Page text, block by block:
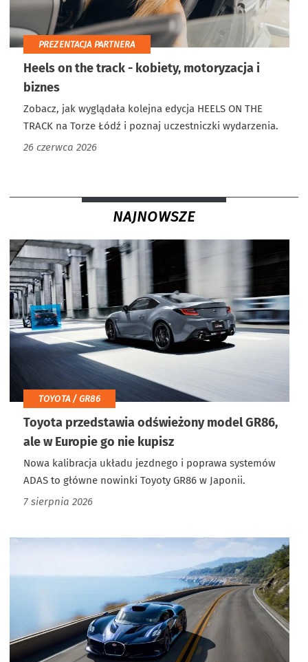
PREZENTACJA PARTNERA
Heels on the track - kobiety, motoryzacja i
biznes
Zobacz, jak wyglądała kolejna edycja HEELS ON THE
TRACK na Torze Łódź i poznaj uczestniczki wydarzenia.
26 czerwca 2026
NAJNOWSZE
TOYOTA / GR86
Toyota przedstawia odświeżony model GR86,
ale w Europie go nie kupisz
Nowa kalibracja układu jezdnego i poprawa systemów
ADAS to główne nowinki Toyoty GR86 w Japonii.
7 sierpnia 2026